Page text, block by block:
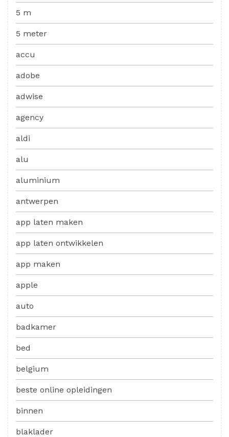
5 m
5 meter
accu
adobe
adwise
agency
aldi
alu
aluminium
antwerpen
app laten maken
app laten ontwikkelen
app maken
apple
auto
badkamer
bed
belgium
beste online opleidingen
binnen
blaklader